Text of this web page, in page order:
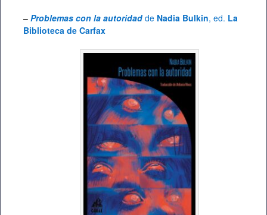
– Problemas con la autoridad de Nadia Bulkin, ed. La
Biblioteca de Carfax